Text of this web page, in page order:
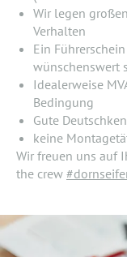
Wir legen
Verhalten
Ein
wünschenswert
Idealerweise
Bedingung
Gute
keine
Wir freuen uns auf
the crew